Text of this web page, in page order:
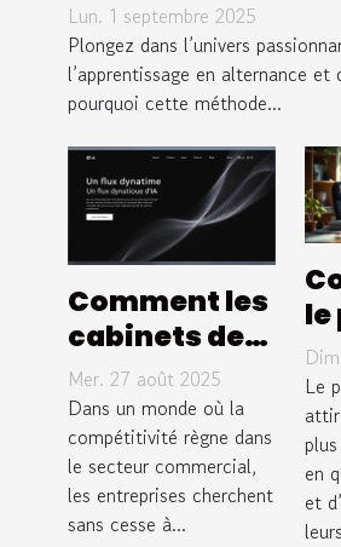
alternance dans
métiers du sport
Lun. 1 septembre 2025
Plongez dans l’univers
l’apprentissage en alternance et
pourquoi cette méthode...
Comment les
cabinets de
recrutement
transforment
le secteur
commercial ?
Mer. 27 août 2025
Dans un monde où la
compétitivité règne dans
le secteur commercial,
les entreprises cherchent
sans cesse à...
le
t-
Le
en
et